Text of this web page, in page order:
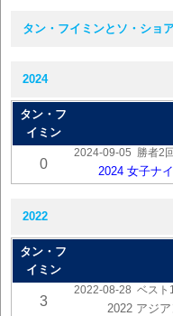
タン・フイミンとソ・ショ
2024
タン・フ
イミン
0
2024-09-05 勝者2
2024 女子ナ
2022
タン・フ
イミン
3
2022-08-28 ベスト
2022 アジ